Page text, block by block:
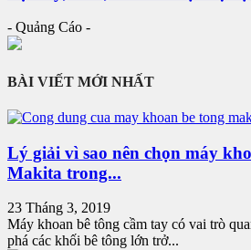
- Quảng Cáo -
BÀI VIẾT MỚI NHẤT
Lý giải vì sao nên chọn máy
Makita trong...
23 Tháng 3, 2019
Máy khoan bê tông cầm tay có vai trò
phá các khối bê tông lớn trở...